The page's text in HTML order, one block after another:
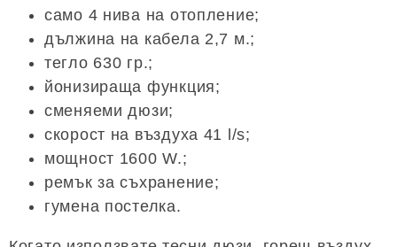
само 4 нива на отопление;
дължина на кабела 2,7 м.;
тегло 630 гр.;
йонизираща функция;
сменяеми дюзи;
скорост на въздуха 41 l/s;
мощност 1600 W.;
ремък за съхранение;
гумена постелка.